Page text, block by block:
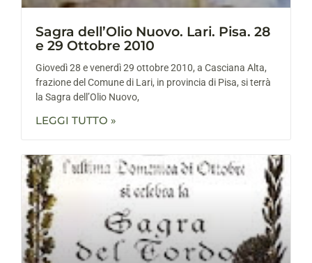
Sagra dell’Olio Nuovo. Lari. Pisa. 28
e 29 Ottobre 2010
Giovedì 28 e venerdì 29 ottobre 2010, a Casciana Alta,
frazione del Comune di Lari, in provincia di Pisa, si terrà
la Sagra dell’Olio Nuovo,
LEGGI TUTTO »